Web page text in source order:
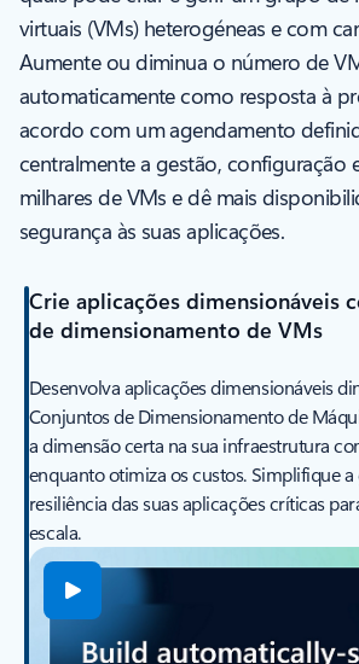
virtuais (VMs) heterogéneas e com
Aumente ou diminua o número de
automaticamente como resposta à
acordo com um agendamento
centralmente a gestão, configuração
milhares de VMs e dê mais
segurança às suas aplicações.
Crie aplicações dimensionáveis
de dimensionamento de VMs
Desenvolva aplicações dimensionáveis
Conjuntos de Dimensionamento de
a dimensão certa na sua infraestrutura
enquanto otimiza os custos. Simplifique a
resiliência das suas aplicações críticas
escala.